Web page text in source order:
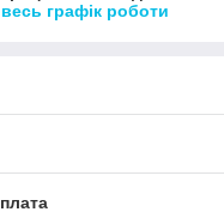
графік роботи